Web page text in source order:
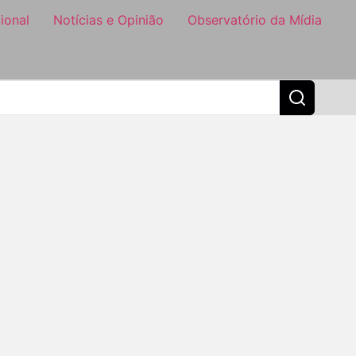
Notícias e Opinião Observatório da Mídia